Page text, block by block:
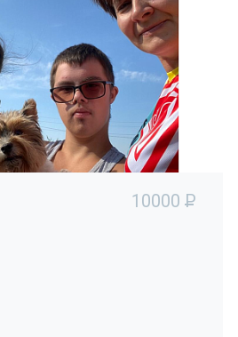
10000 P